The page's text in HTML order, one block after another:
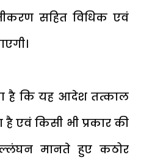
सहित विधिक एवं
है कि यह आदेश तत्काल
एवं किसी भी प्रकार की
मानते हुए कठोर